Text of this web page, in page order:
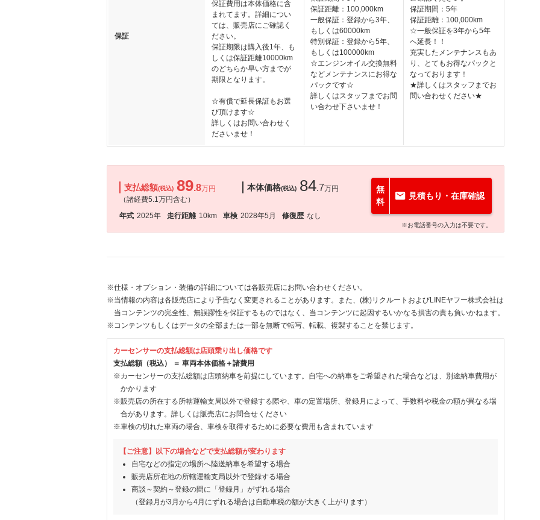
保証
保証費用は本体価格に含
まれてます。詳細につい
ては、販売店にご確認く
ださい。
保証期限は購入後1年、も
しくは保証距離10000km
のどちらか早い方までが
期限となります。
☆有償で延長保証もお選
び頂けます☆
詳しくはお問い合わせく
ださいませ！
保証距離：100,000km
一般保証：登録から3年、
もしくは60000km
特別保証：登録から5年、
もしくは100000km
☆エンジンオイル交換無料
などメンテナンスにお得な
パックです☆
詳しくはスタッフまでお問
い合わせ下さいませ！
保証期間：5年
保証距離：100,000km
☆一般保証を3年から5年
へ延長！！
充実したメンテナンスもあ
り、とてもお得なパックと
なっております！
★詳しくはスタッフまでお
問い合わせください★
支払総額(税込) 89.8万円
（諸経費5.1万円含む）
本体価格(税込) 84.7万円
年式 2025年 走行距離 10km 車検 2028年5月 修復歴 なし
無
料
見積もり・在庫確認
※お電話番号の入力は不要です。
※仕様・オプション・装備の詳細については各販売店にお問い合わせください。
※当情報の内容は各販売店により予告なく変更されることがあります。また、(株)リクルートおよびLINEヤフー株式会社は
当コンテンツの完全性、無誤謬性を保証するものではなく、当コンテンツに起因するいかなる損害の責も負いかねます。
※コンテンツもしくはデータの全部または一部を無断で転写、転載、複製することを禁じます。
カーセンサーの支払総額は店頭乗り出し価格です
支払総額（税込） ＝ 車両本体価格＋諸費用
※カーセンサーの支払総額は店頭納車を前提にしています。自宅への納車をご希望された場合などは、別途納車費用が
かかります
※販売店の所在する所轄運輸支局以外で登録する際や、車の定置場所、登録月によって、手数料や税金の額が異なる場
合があります。詳しくは販売店にお問合せください
※車検の切れた車両の場合、車検を取得するために必要な費用も含まれています
【ご注意】以下の場合などで支払総額が変わります
自宅などの指定の場所へ陸送納車を希望する場合
販売店所在地の所轄運輸支局以外で登録する場合
商談～契約～登録の間に「登録月」がずれる場合
（登録月が3月から4月にずれる場合は自動車税の額が大きく上がります）